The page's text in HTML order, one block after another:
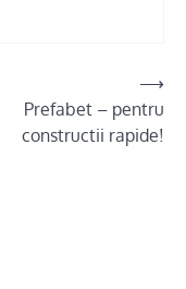
Prefabet – pentru
constructii rapide!
⟶